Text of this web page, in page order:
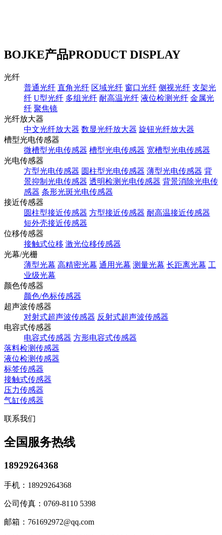
BOJKE产品PRODUCT DISPLAY
光纤
普通光纤 直角光纤 区域光纤 窗口光纤 侧视光纤 支架光
纤 U型光纤 多组光纤 耐高温光纤 液位检测光纤 金属光
纤 聚焦镜
光纤放大器
中文光纤放大器 数显光纤放大器 旋钮光纤放大器
槽型光电传感器
微槽型光电传感器 槽型光电传感器 宽槽型光电传感器
光电传感器
方型光电传感器 圆柱型光电传感器 薄型光电传感器 背
景抑制光电传感器 透明检测光电传感器 背景消除光电传
感器 条形光斑光电传感器
接近传感器
圆柱型接近传感器 方型接近传感器 耐高温接近传感器
短外壳接近传感器
位移传感器
接触式位移 激光位移传感器
光幕/光栅
薄型光幕 高精密光幕 通用光幕 测量光幕 长距离光幕 工
业级光幕
颜色传感器
颜色/色标传感器
超声波传感器
对射式超声波传感器 反射式超声波传感器
电容式传感器
电容式传感器 方形电容式传感器
落料检测传感器
液位检测传感器
标签传感器
接触式传感器
压力传感器
气缸传感器
联系我们
全国服务热线
18929264368
手机： 18929264368
公司传真： 0769-8110 5398
邮箱： 761692972@qq.com